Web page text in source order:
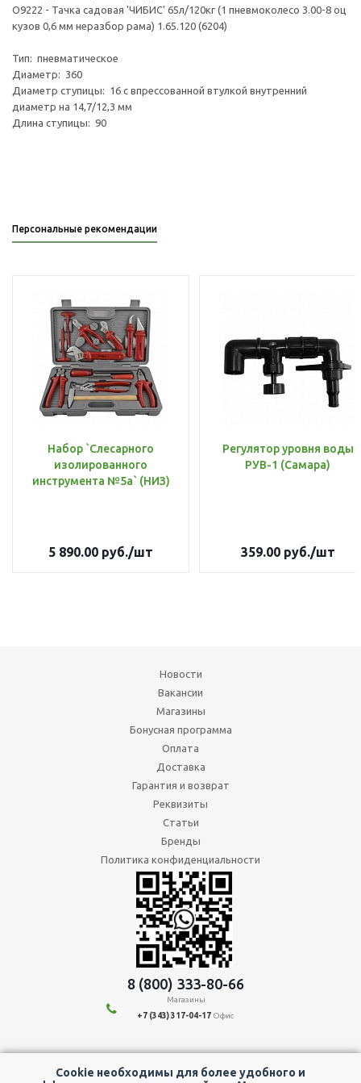
Cookie необходимы для более удобного и
О9222 - Тачка садовая 'ЧИБИС' 65л/120кг (1 пневмоколесо 3.00-8 оц
кузов 0,6 мм неразбор рама) 1.65.120 (6204)
Тип: пневматическое
Диаметр: 360
Диаметр ступицы: 16 с впрессованной втулкой внутренний
диаметр на 14,7/12,3 мм
Длина ступицы: 90
Персональные рекомендации
Набор `Слесарного
изолированного
инструмента №5а` (НИЗ)
5 890.00 руб./шт
Регулятор уровня воды
РУВ-1 (Самара)
359.00руб./шт
Новости
Вакансии
Магазины
Бонусная программа
Оплата
Доставка
Гарантия и возврат
Реквизиты
Статьи
Бренды
Политика конфиденциальности
8 (800) 333-80-66
Магазины
+7 (343) 317-04-17 Офис
Мы в социальных сетях: